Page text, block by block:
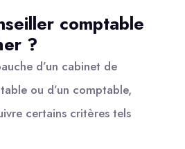
comptable
?
d’un cabinet de
ou d’un comptable,
certains critères tels